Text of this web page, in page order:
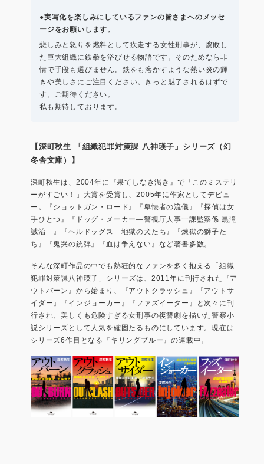
●実写化を楽しみにしているファンの皆さまへのメッセ
ージをお願いします。
悲しみと怒りを燃料として疾走する女性刑事が、腐敗し
た巨大組織に鉄拳を浴びせる物語です。そのためなら非
情で手段も選びません。鉄をも溶かすような熱い炎の輝
きや美しさにご注目ください。きっと魅了されるはずで
す。ご期待ください。
私も期待しております。
【深町秋生 「組織犯罪対策課 八神瑛子」シリーズ（幻
冬舎文庫）】
深町秋生は、2004年に『果てしなき渇き』で「このミステリ
ーがすごい！」大賞を受賞し、2005年に作家としてデビュ
ー。『ショットガン・ロード』『卑怯者の流儀』『探偵は女
手ひとつ』『ドッグ・メーカー―警視庁人事一課監察係 黒滝
誠治―』『ヘルドッグス 地獄の犬たち』『煉獄の獅子た
ち』『鬼哭の銃弾』『血は争えない』など著書多数。
そんな深町作品の中でも熱狂的なファンを多く抱える「組織
犯罪対策課八神瑛子」シリーズは、2011年に刊行された『ア
ウトバーン』から始まり、『アウトクラッシュ』『アウトサ
イダー』『インジョーカー』『ファズイーター』と次々に刊
行され、美しくも危険すぎる女刑事の復讐劇を描いた警察小
説シリーズとして人気を確固たるものにしています。現在は
シリーズ6作目となる『キリングブルー』の連載中。